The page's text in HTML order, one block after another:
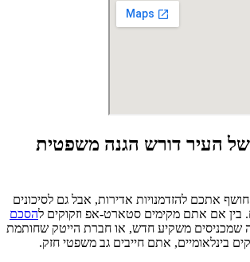
העיר דורש הגנה משפטית
אתכם להזדמנויות אדירות, אבל גם לסיכונים
בין אם אתם מקימים סטארט-אפ וזקוקים להסכם
שמכניסים משקיע חדש, או חברת הייטק שחותמת
בינלאומיים, אתם חייבים גב משפטי חזק.